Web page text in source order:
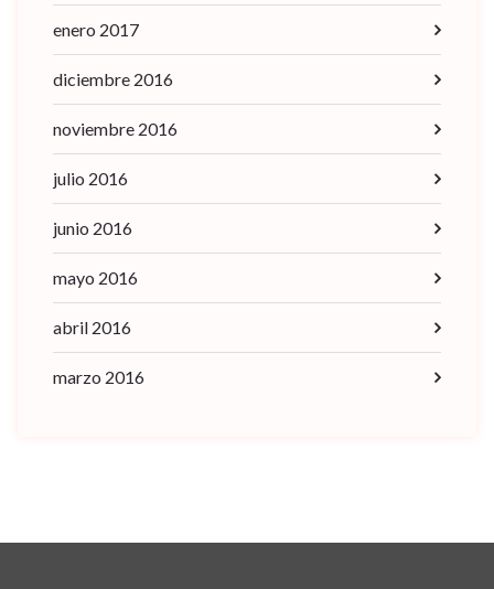
enero 2017
diciembre 2016
noviembre 2016
julio 2016
junio 2016
mayo 2016
abril 2016
marzo 2016